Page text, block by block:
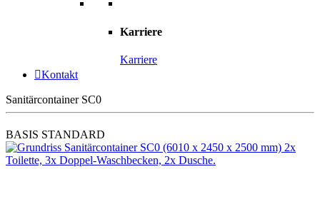
Karriere
Karriere
Kontakt
Sanitärcontainer SC0
BASIS STANDARD